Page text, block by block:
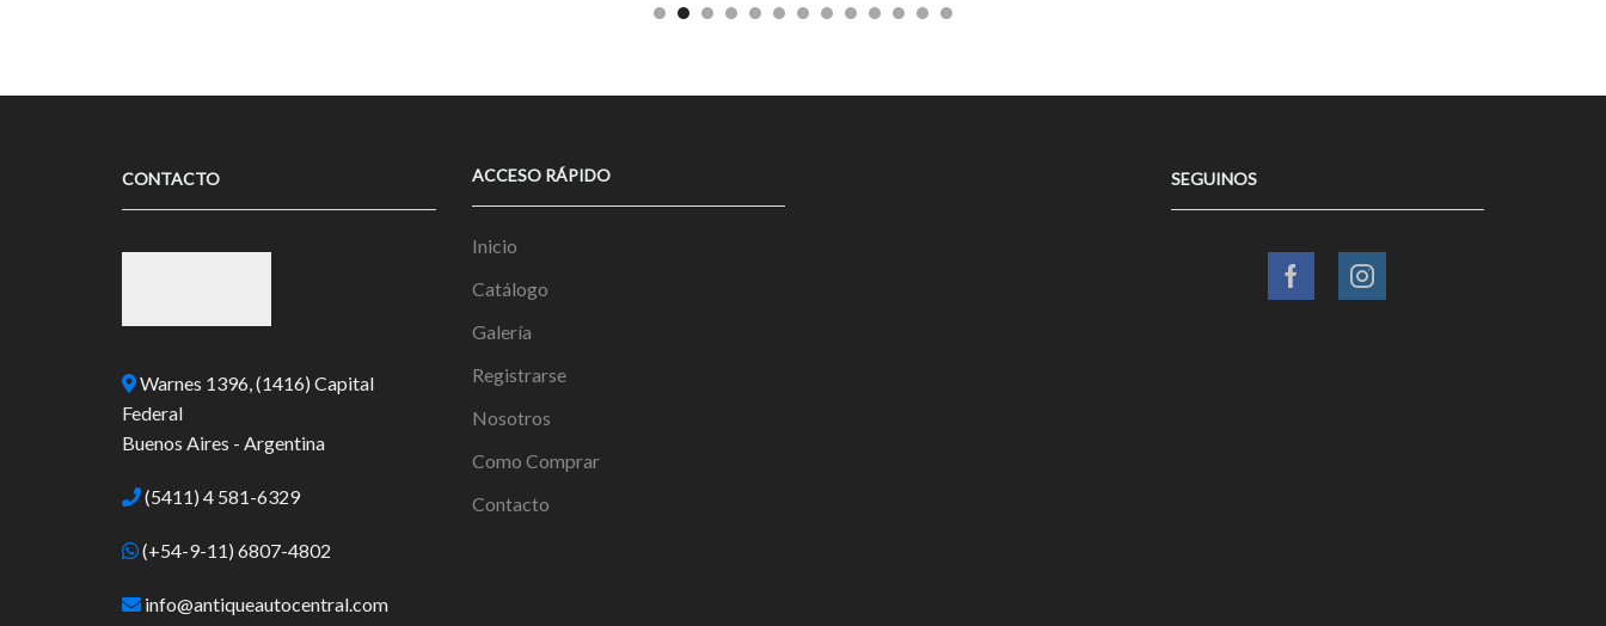
CONTACTO
Warnes 1396, (1416) Capital
Federal
Buenos Aires - Argentina
(5411) 4 581-6329
(+54-9-11) 6807-4802
info@antiqueautocentral.com
ACCESO RÁPIDO
Inicio
Catálogo
Galería
Registrarse
Nosotros
Como Comprar
Contacto
SEGUINOS
FacebookInstagram